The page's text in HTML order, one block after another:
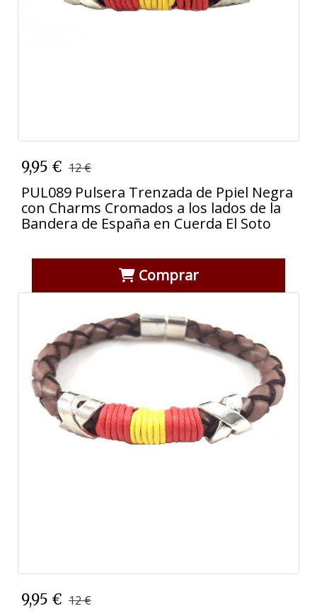
9,95 € 12 €
PUL089 Pulsera Trenzada de Ppiel Negra
con Charms Cromados a los lados de la
Bandera de España en Cuerda El Soto
Comprar
9,95 € 12 €